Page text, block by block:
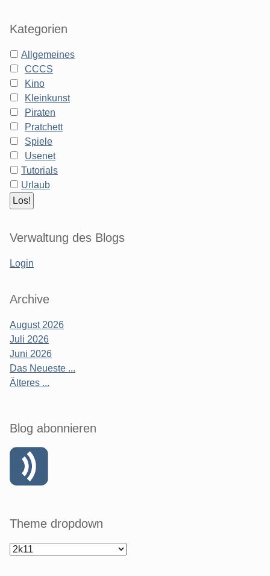
Kategorien
Allgemeines
CCCS
Kino
Kleinkunst
Piraten
Pratchett
Spiele
Usenet
Tutorials
Urlaub
Verwaltung des Blogs
Login
Archive
August 2026
Juli 2026
Juni 2026
Das Neueste ...
Älteres ...
Blog abonnieren
Theme dropdown